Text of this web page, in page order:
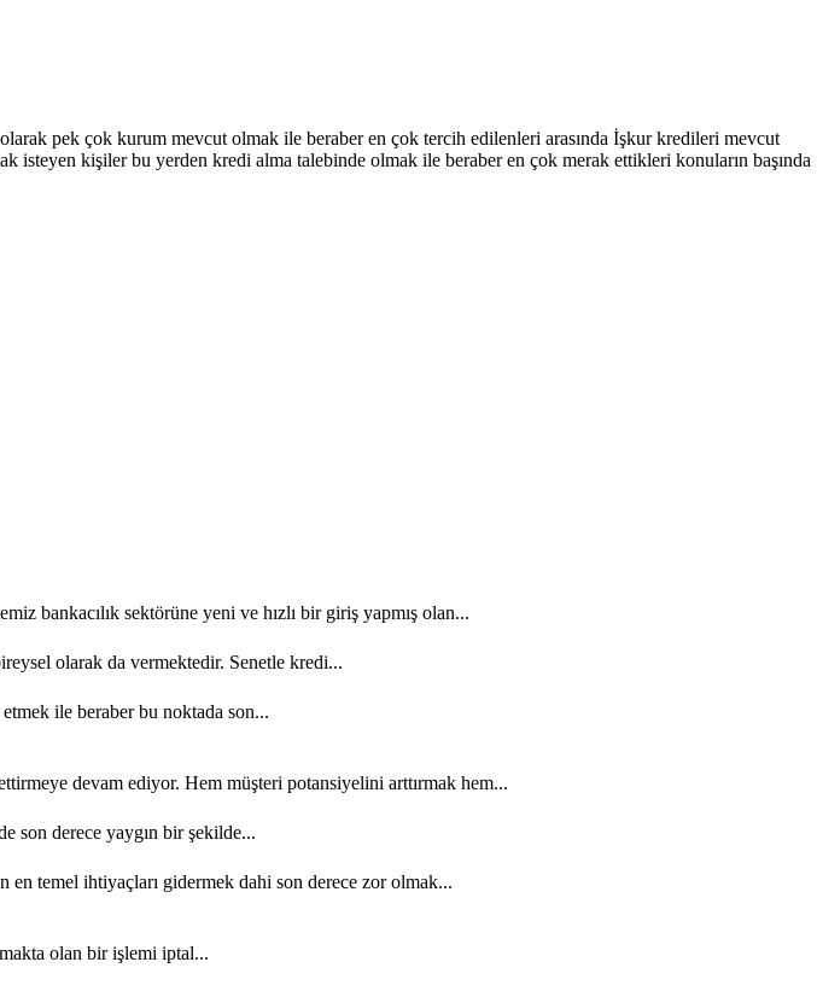
pek çok kurum mevcut olmak ile beraber en çok tercih edilenleri arasında İşkur kredileri mevcut
isteyen kişiler bu yerden kredi alma talebinde olmak ile beraber en çok merak ettikleri konuların başında
bankacılık sektörüne yeni ve hızlı bir giriş yapmış olan...
olarak da vermektedir. Senetle kredi...
ile beraber bu noktada son...
devam ediyor. Hem müşteri potansiyelini arttırmak hem...
son derece yaygın bir şekilde...
temel ihtiyaçları gidermek dahi son derece zor olmak...
olan bir işlemi iptal...